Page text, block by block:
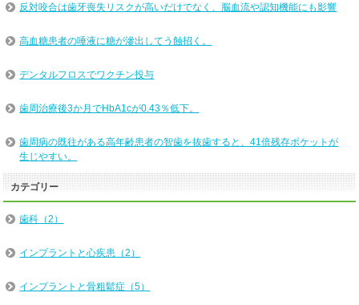
反対咬合は歯牙喪失リスクが高いだけでなく、脳血流や認知機能にも影響
高血糖患者の唾液に糖が滲出してう蝕招く。
デンタルフロスでワクチン投与
歯周治療後3か月でHbA1cが0.43％低下。
歯周病の既往がある高年齢患者の智歯を抜歯すると、41倍残存ポケットが
生じやすい。
カテゴリー
歯科（2）
インプラントと心疾患（2）
インプラントと骨粗鬆症（5）